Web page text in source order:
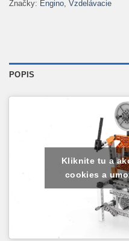
Značky: Engino, Vzdelávacie
POPIS
Kliknite tu a
cookies a